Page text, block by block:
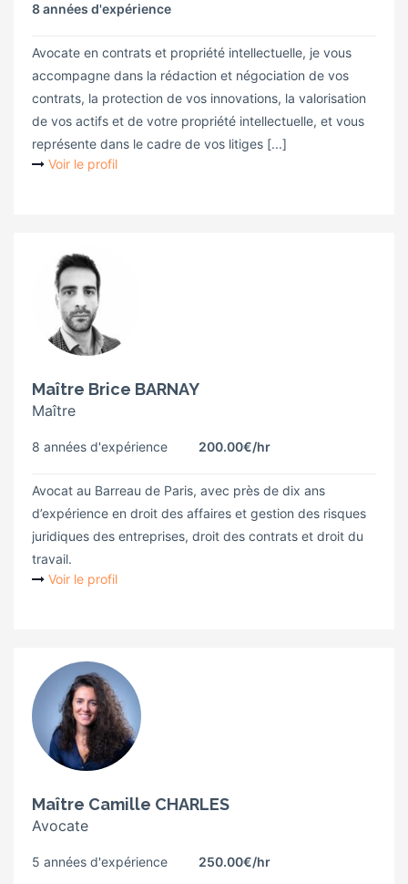
8 années d'expérience
Avocate en contrats et propriété intellectuelle, je vous
accompagne dans la rédaction et négociation de vos
contrats, la protection de vos innovations, la valorisation
de vos actifs et de votre propriété intellectuelle, et vous
représente dans le cadre de vos litiges [...]
Voir le profil
Maître Brice BARNAY
Maître
8 années d'expérience 200.00€/hr
Avocat au Barreau de Paris, avec près de dix ans
d’expérience en droit des affaires et gestion des risques
juridiques des entreprises, droit des contrats et droit du
travail.
Voir le profil
Maître Camille CHARLES
Avocate
5 années d'expérience 250.00€/hr